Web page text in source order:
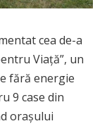
cea de-a
Viață”, un
fără energie
9 case din
orașului